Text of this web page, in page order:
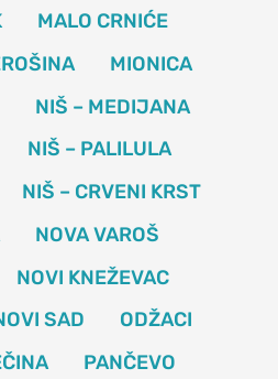
MALO CRNIĆE
MIONICA
NIŠ – MEDIJANA
NIŠ – PALILULA
NIŠ – CRVENI KRST
NOVA VAROŠ
NOVI KNEŽEVAC
SAD
ODŽACI
PANČEVO